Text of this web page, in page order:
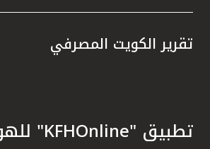
تقرير الكويت المصرفي
تطبيق "KFHOnline" للهواتف الذكية